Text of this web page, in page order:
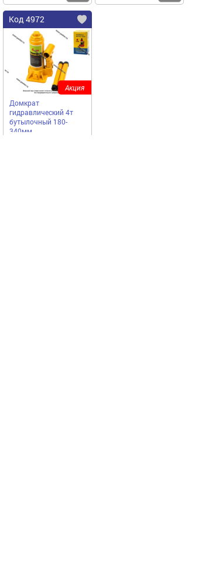
Код 4972
Домкрат
гидравлический 4т
бутылочный 180-
340мм
Акция